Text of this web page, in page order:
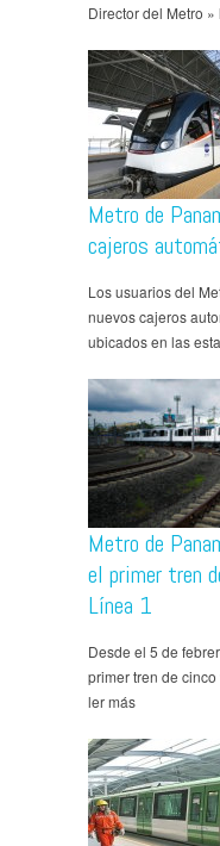
Director del Metro »
Metro de
cajeros
Los usuarios del
nuevos cajeros
ubicados en las
Metro de
el primer tren
Línea 1
Desde el 5 de
primer tren de
ler más